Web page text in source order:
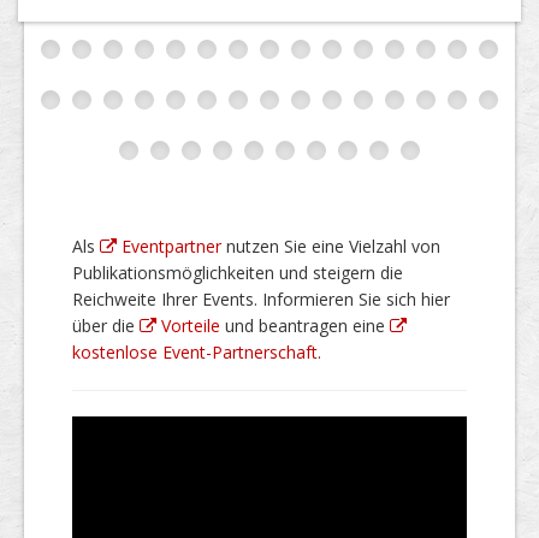
Als Eventpartnernutzen Sie eine Vielzahl von
Publikationsmöglichkeiten und steigern die
Reichweite Ihrer Events. Informieren Sie sich hier
über die
Vorteile und beantragen eine
kostenlose Event-Partnerschaft.